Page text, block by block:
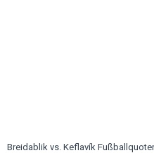
Breidablik vs. Keflavík